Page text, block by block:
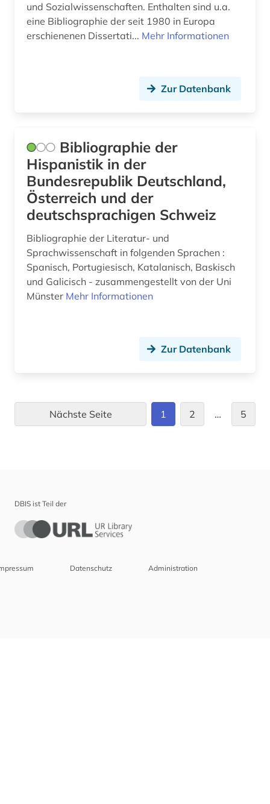
und Sozialwissenschaften. Enthalten sind u.a.
eine Bibliographie der seit 1980 in Europa
erschienenen Dissertati... Mehr Informationen
Zur Datenbank
Bibliographie der
Hispanistik in der
Bundesrepublik Deutschland,
Österreich und der
deutschsprachigen Schweiz
Bibliographie der Literatur- und
Sprachwissenschaft in folgenden Sprachen :
Spanisch, Portugiesisch, Katalanisch, Baskisch
und Galicisch - zusammengestellt von der Uni
Münster Mehr Informationen
Zur Datenbank
Nächste Seite 1 2 … 5
DBIS ist Teil der
Datenschutz Administration